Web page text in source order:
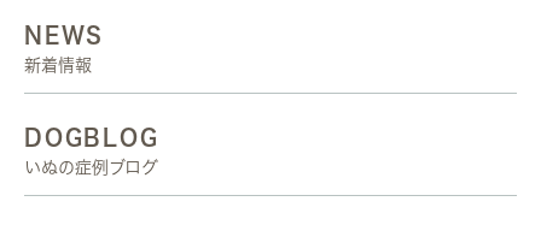
NEWS
新着情報
DOGBLOG
いぬの症例ブログ